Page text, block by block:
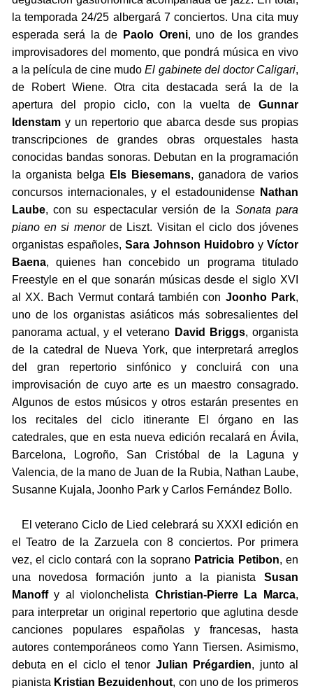
la temporada 24/25 albergará 7 conciertos. Una cita muy
esperada será la de
Paolo Oreni, uno de los grandes
improvisadores del momento, que pondrá música en vivo
a la película de cine mudoEl gabinete del doctor Caligari,
de Robert Wiene. Otra cita destacada será la de la
apertura del propio ciclo, con la vuelta de Gunnar
Idenstamy un repertorio que abarca desde sus propias
transcripciones de grandes obras orquestales hasta
conocidas bandas sonoras. Debutan en la programación
la organista belga Els Biesemans, ganadora de varios
concursos internacionales, y el estadounidense Nathan
Laube, con su espectacular versión de la Sonata para
piano en si menorde Liszt. Visitan el ciclo dos jóvenes
organistas españoles, Sara Johnson Huidobroy Víctor
Baena, quienes han concebido un programa titulado
Freestyle en el que sonarán músicas desde el siglo XVI
al XX. Bach Vermut contará también con Joonho Park,
uno de los organistas asiáticos más sobresalientes del
panorama actual, y el veterano David Briggs, organista
de la catedral de Nueva York, que interpretará arreglos
del gran repertorio sinfónico y concluirá con una
improvisación de cuyo arte es un maestro consagrado.
Algunos de estos músicos y otros estarán presentes en
los recitales del ciclo itinerante El órgano en las
catedrales, que en esta nueva edición recalará en Ávila,
Barcelona, Logroño, San Cristóbal de la Laguna y
Valencia, de la mano de Juan de la Rubia, Nathan Laube,
Susanne Kujala, Joonho Park y Carlos Fernández Bollo.
El veterano Ciclo de Lied celebrará su XXXI edición en
el Teatro de la Zarzuela con 8 conciertos. Por primera
vez, el ciclo contará con la soprano Patricia Petibon, en
una novedosa formación junto a la pianista Susan
Manoffy al violonchelista Christian-Pierre La Marca,
para interpretar un original repertorio que aglutina desde
canciones populares españolas y francesas, hasta
autores contemporáneos como Yann Tiersen. Asimismo,
debuta en el ciclo el tenor Julian Prégardien, junto al
pianista Kristian Bezuidenhout, con uno de los primeros